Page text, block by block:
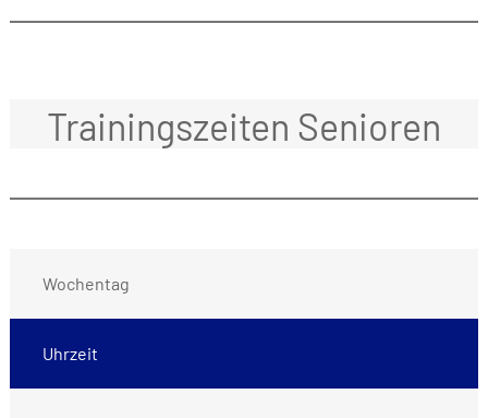
Trainingszeiten Senioren
Wochentag
Uhrzeit